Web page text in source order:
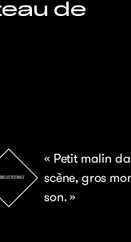
de
« Petit malin
scène, gros
son. »